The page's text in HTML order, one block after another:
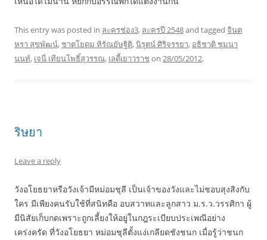
This entry was posted in ละครช่อง3, ละครปี 2548and tagged จินต
หรา สุขพัฒน์, ชาตโยดม หิรัณยัษฐิติ,นิรุตน์ ศิริจรรยา, อธิชาติ ชุมนา
นนท์, เจนี่ เทียนโพธิ์สุวรรณ, เลดี้เยาวราช on 28/05/2012.
ริษยา
Leave a reply
วังอโยธยาหรือวังเจ้ามีหม่อมชุลี เป็นเจ้าของวังและไม่ชอบสุงสิงกับ
ใคร มีเพียงคนรับใช้ที่สนิทคือ อบสวาทและลูกสาว ม.ร.ว.วรรศิกา ผู้
มีนิสัยเก็บกดเพราะถูกเลี้ยงให้อยู่ในกฎระเบียบประเพณีอย่าง
เคร่งครัด ที่วังอโยธยา หม่อมชุลีตั้งแง่เกลียดชังชนก เมื่อรู้ว่าชนก